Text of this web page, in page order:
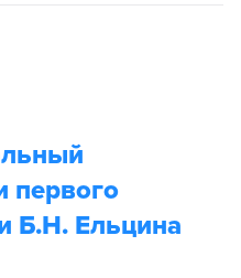
первого
Б.Н. Ельцина